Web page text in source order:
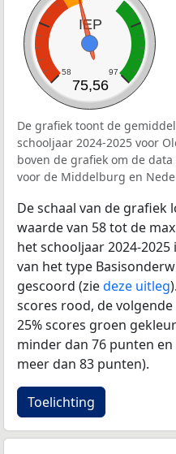
IEP
58 97
75,56
De grafiek toont de
schooljaar 2024-2025 voor
boven de grafiek om de
voor de Middelburg en
De schaal van de grafiek
waarde van 58 tot de
het schooljaar 2024-
van het type
gescoord (ziedeze uitleg
scores rood, de
25% scores groen
minder dan 76 punten
meer dan 83 punten).
Toelichting